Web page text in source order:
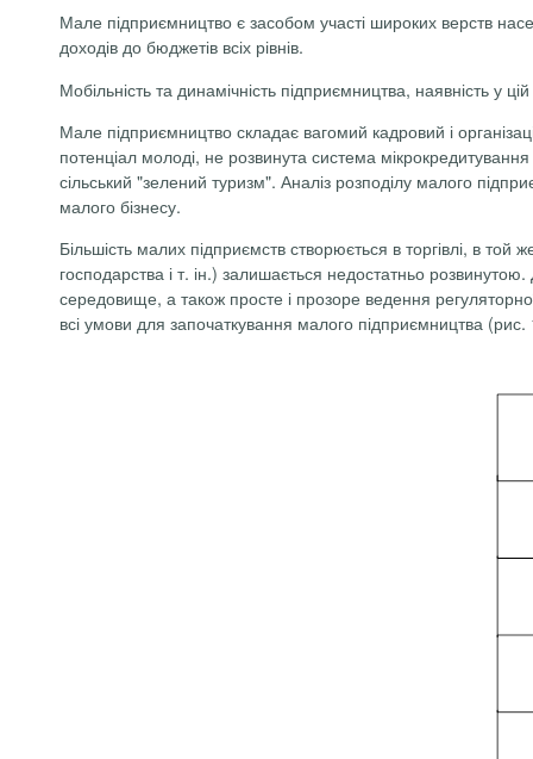
Мале підприємництво є засобом участі широких верств
доходів до бюджетів всіх рівнів.
Мобільність та динамічність підприємництва, наявність у
Мале підприємництво складає вагомий кадровий і
потенціал молоді, не розвинута система
сільський "зелений туризм". Аналіз розподілу малого
малого бізнесу.
Більшість малих підприємств створюється в торгівлі, в
господарства і т. ін.) залишається недостатньо
середовище, а також просте і прозоре ведення
всі умови для започаткування малого підприємництва (рис.